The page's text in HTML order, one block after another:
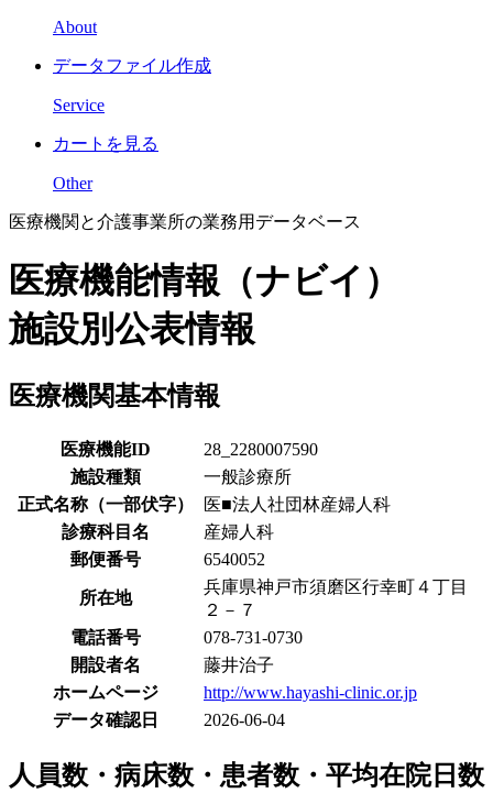
About
データファイル作成
Service
カートを見る
Other
医療機関と介護事業所の業務用データベース
医療機能情報（ナビイ）
施設別公表情報
医療機関基本情報
医療機能ID
28_2280007590
施設種類
一般診療所
正式名称（一部伏字）
医■法人社団林産婦人科
診療科目名
産婦人科
郵便番号
6540052
所在地
兵庫県神戸市須磨区行幸町４丁目
２－７
電話番号
078-731-0730
開設者名
藤井治子
ホームページ
http://www.hayashi-clinic.or.jp
データ確認日
2026-06-04
人員数・病床数・患者数・平均在院日数